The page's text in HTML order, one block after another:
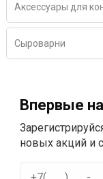
Аксессуары для
Сыроварни
Впервые
новых акций и